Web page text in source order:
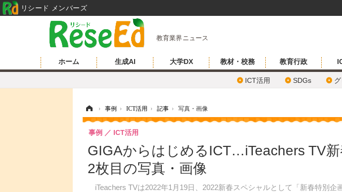
教育業界ニュース
ホーム 生成AI 大学DX 教材・校務 教育行政
ICT活用 SDGs
› 事例 › ICT活用 › 記事 › 写真・画像
GIGAからはじめるICT…iTeachers TV
2枚目の写真・画像
iTeachers TVは2022年1月19日、2022新春スペシャルとして「新春特別企
事例 ICT活用
リシード メンバーズ